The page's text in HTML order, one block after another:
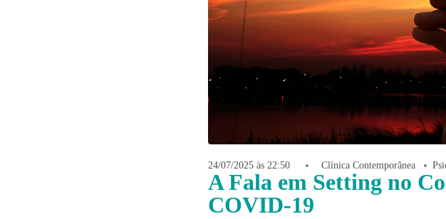
24/07/2025 às 22:50 Clínica Contemporânea
A Fala em Setting no
COVID-19